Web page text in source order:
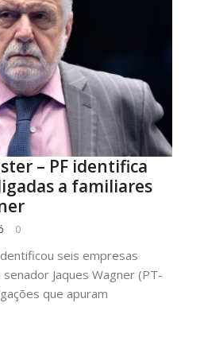
– PF identifica
a familiares
0
seis empresas
Jaques Wagner (PT-
que apuram